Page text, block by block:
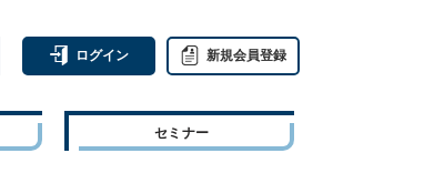
ログイン 新規会員登録
セミナー